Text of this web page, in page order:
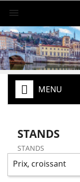

MENU
STANDS
STANDS
Prix, croissant